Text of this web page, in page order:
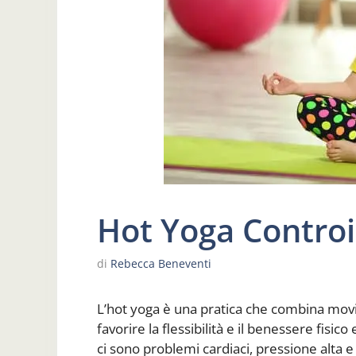
Hot Yoga
di Rebecca Beneventi
L’hot yoga è una pratica che combina
favorire la flessibilità e il benessere
ci sono problemi cardiaci, pressione alta